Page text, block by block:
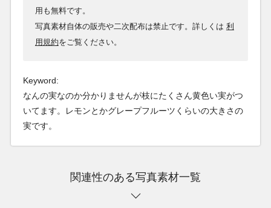
用も無料です。
写真素材自体の販売や二次配布は禁止です。詳しくは 利
用規約をご覧ください。
Keyword:
なんの実なのか分かりませんが枝にたくさん黄色い実がつ
いてます。レモンとかグレープフルーツくらいの大きさの
実です。
関連性のある写真素材一覧